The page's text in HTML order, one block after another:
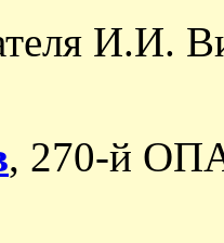
И.И.
, 270-й